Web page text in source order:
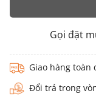
Gọi đặt
Giao hàng toàn
Đổi trả trong